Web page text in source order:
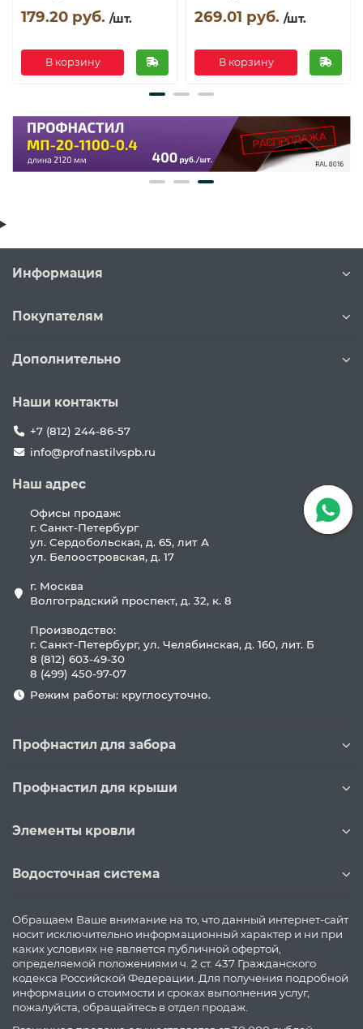
179.20 руб. /шт.
В корзину
269.01 руб. /шт.
В корзину
Информация
Покупателям
Дополнительно
Наши контакты
+7 (812) 244-86-57
info@profnastilvspb.ru
Наш адрес
Офисы продаж:
г. Санкт-Петербург
ул. Сердобольская, д. 65, лит А
ул. Белоостровская, д. 17
г. Москва
Волгоградский проспект, д. 32, к. 8
Производство:
г. Санкт-Петербург, ул. Челябинская, д. 160, лит. Б
8 (812) 603-49-30
8 (499) 450-97-07
Режим работы: круглосуточно.
Профнастил для забора
Профнастил для крыши
Элементы кровли
Водосточная система
Обращаем Ваше внимание на то, что данный интернет-сайт
носит исключительно информационный характер и ни при
каких условиях не является публичной офертой,
определяемой положениями ч. 2 ст. 437 Гражданского
кодекса Российской Федерации. Для получения подробной
информации о стоимости и сроках выполнения услуг,
пожалуйста, обращайтесь в отдел продаж.